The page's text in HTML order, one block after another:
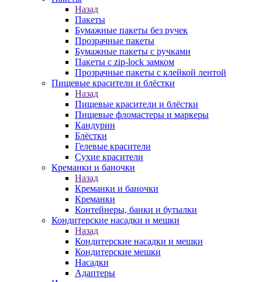
Назад
Пакеты
Бумажные пакеты без ручек
Прозрачные пакеты
Бумажные пакеты с ручками
Пакеты с zip-lock замком
Прозрачные пакеты с клейкой лентой
Пищевые красители и блёстки
Назад
Пищевые красители и блёстки
Пищевые фломастеры и маркеры
Кандурин
Блёстки
Гелевые красители
Сухие красители
Креманки и баночки
Назад
Креманки и баночки
Креманки
Контейнеры, банки и бутылки
Кондитерские насадки и мешки
Назад
Кондитерские насадки и мешки
Кондитерские мешки
Насадки
Адаптеры